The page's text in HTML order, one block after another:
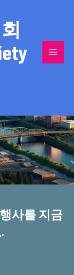
회를 섬겨온
OF
사를 지금